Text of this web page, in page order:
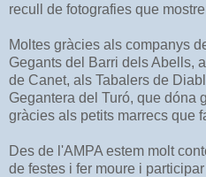
recull de fotografies que
Moltes gràcies als companys
Gegants del Barri dels Abells,
de Canet, als Tabalers de
Gegantera del Turó, que dóna
gràcies als petits marrecs que
Des de l'AMPA estem molt
de festes i fer moure i